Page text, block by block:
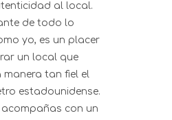
al local.
de todo lo
yo, es un placer
un local que
manera tan fiel el
estadounidense.
acompañas con un